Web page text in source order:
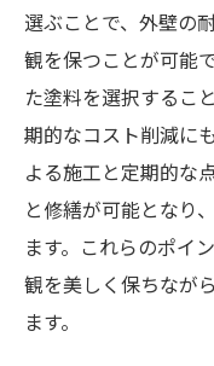
選ぶことで、外壁の
観を保つことが可能
た塗料を選択するこ
期的なコスト削減に
よる施工と定期的な
と修繕が可能となり
ます。これらのポイ
観を美しく保ちなが
ます。